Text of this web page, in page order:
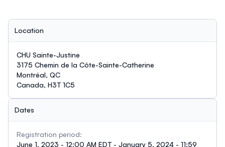
Location
CHU Sainte-Justine
3175 Chemin de la Côte-Sainte-Catherine
Montréal, QC
Canada, H3T 1C5
Dates
Registration period:
June 1, 2023 - 12:00 AM EDT - January 5, 2024 - 11:59